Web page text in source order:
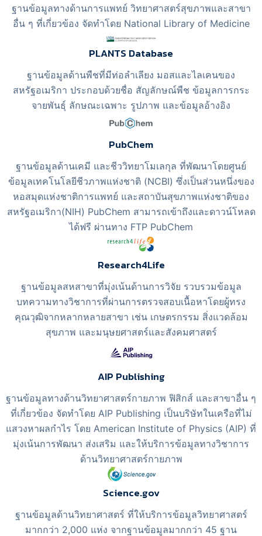
ฐานข้อมูลทางด้านการแพทย์ วิทยาศาสตร์สุขภาพและสาขา
อื่น ๆ ที่เกี่ยวข้อง จัดทำโดย National Library of Medicine
PLANTS Database
ฐานข้อมูลด้านพืชที่มีท่อลำเลียง มอสและไลเคนของ
สหรัฐอเมริกา ประกอบด้วยชื่อ สัญลักษณ์พืช ข้อมูลการกระ
จายพันธุ์ ลักษณะเฉพาะ รูปภาพ และข้อมูลอ้างอิง
PubChem
ฐานข้อมูลด้านเคมี และชีววิทยาโมเลกุล ที่พัฒนาโดยศูนย์
ข้อมูลเทคโนโลยีชีวภาพแห่งชาติ (NCBI) ซึ่งเป็นส่วนหนึ่งของ
หอสมุดแห่งชาติการแพทย์ และสถาบันสุขภาพแห่งชาติของ
สหรัฐอเมริกา(NIH) PubChem สามารถเข้าถึงและดาวน์โหลด
ได้ฟรี ผ่านทาง FTP PubChem
Research4Life
ฐานข้อมูลสหสาขาที่มุ่งเน้นด้านการวิจัย รวบรวมข้อมูล
บทความทางวิชาการที่ผ่านการตรวจสอบเนื้อหาโดยผู้ทรง
คุณวุฒิจากหลากหลายสาขา เช่น เกษตรกรรม สิ่งแวดล้อม
สุขภาพ และมนุษยศาสตร์และสังคมศาสตร์
AIP Publishing
ฐานข้อมูลทางด้านวิทยาศาสตร์กายภาพ ฟิสิกส์ และสาขาอื่น ๆ
ที่เกี่ยวข้อง จัดทำโดย AIP Publishing เป็นบริษัทในเครือที่ไม่
แสวงหาผลกำไร โดย American Institute of Physics (AIP) ที่
มุ่งเน้นการพัฒนา ส่งเสริม และให้บริการข้อมูลทางวิชาการ
ด้านวิทยาศาสตร์กายภาพ
Science.gov
ฐานข้อมูลด้านวิทยาศาสตร์ ที่ให้บริการข้อมูลวิทยาศาสตร์
มากกว่า 2,000 แห่ง จากฐานข้อมูลมากกว่า 45 ฐาน